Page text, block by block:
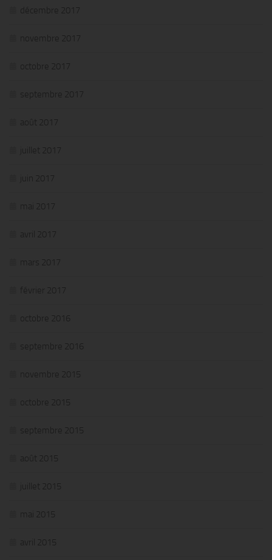
décembre 2017
novembre 2017
octobre 2017
septembre 2017
août 2017
juillet 2017
juin 2017
mai 2017
avril 2017
mars 2017
février 2017
octobre 2016
septembre 2016
novembre 2015
octobre 2015
septembre 2015
août 2015
juillet 2015
mai 2015
avril 2015